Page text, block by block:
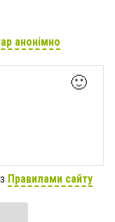
анонімно
🙂
Правилами сайту